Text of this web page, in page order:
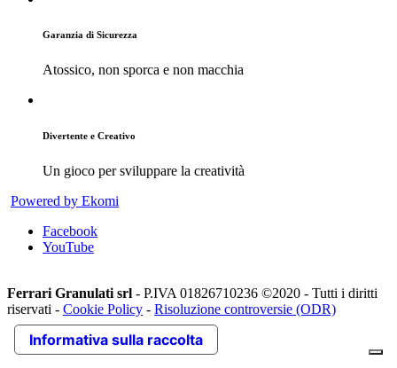
Garanzia di Sicurezza
Atossico, non sporca e non macchia
Divertente e Creativo
Un gioco per sviluppare la creatività
Powered by Ekomi
Facebook
YouTube
Ferrari Granulati srl - P.IVA 01826710236 ©2020 - Tutti i diritti
riservati - Cookie Policy - Risoluzione controversie (ODR)
Informativa sulla raccolta